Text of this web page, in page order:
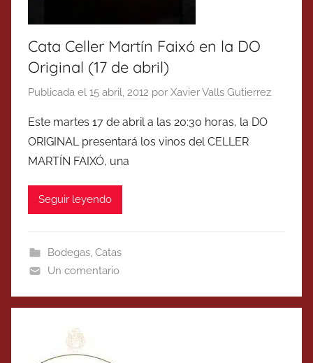
Cata Celler Martín Faixó en la DO
Original (17 de abril)
Publicada el 15 abril, 2012 por Xavier Valls Gutierrez
Este martes 17 de abril a las 20:30 horas, la DO
ORIGINAL presentará los vinos del CELLER
MARTÍN FAIXÓ, una
Seguir leyendo
Bodegas, Catas
Un comentario